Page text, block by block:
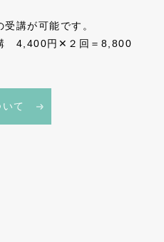
講が可能です。
講 4,400円✕２回＝8,800
て